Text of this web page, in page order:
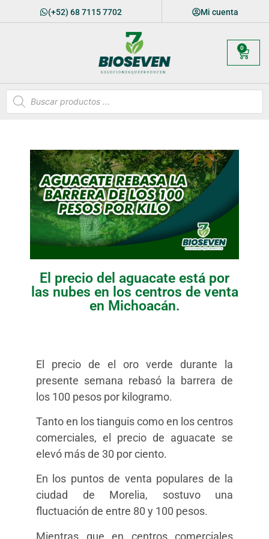
(+52) 68 7115 7702 Mi cuenta
0
El precio del aguacate está por
las nubes en los centros de venta
en Michoacán.
El precio de el oro verde durante la
presente semana rebasó la barrera de
los 100 pesos por kilogramo.
Tanto en los tianguis como en los centros
comerciales, el precio de aguacate se
elevó más de 30 por ciento.
En los puntos de venta populares de la
ciudad de Morelia, sostuvo una
fluctuación de entre 80 y 100 pesos.
Mientras que en centros comerciales